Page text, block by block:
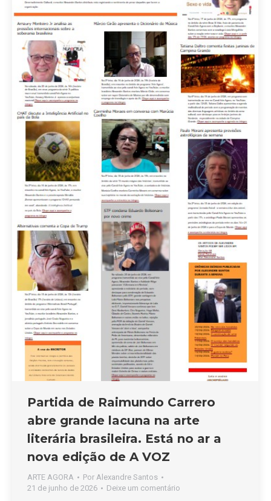
Partida de Raimundo Carrero
abre grande lacuna na arte
literária brasileira. Está no ar a
nova edição de A VOZ
ARTE AGORA Por Alexandre Santos
21 de junho de 2026
Deixe um comentário